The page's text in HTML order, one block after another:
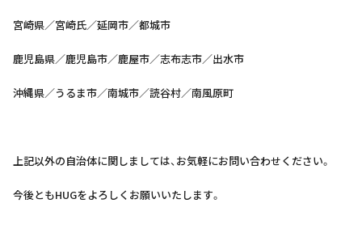
宮崎県／宮崎氏／延岡市／都城市
鹿児島県／鹿児島市／鹿屋市／志布志市／出水市
沖縄県／うるま市／南城市／読谷村／南風原町
上記以外の自治体に関しましては、お気軽にお問い合わせください。
今後ともHUGをよろしくお願いいたします。